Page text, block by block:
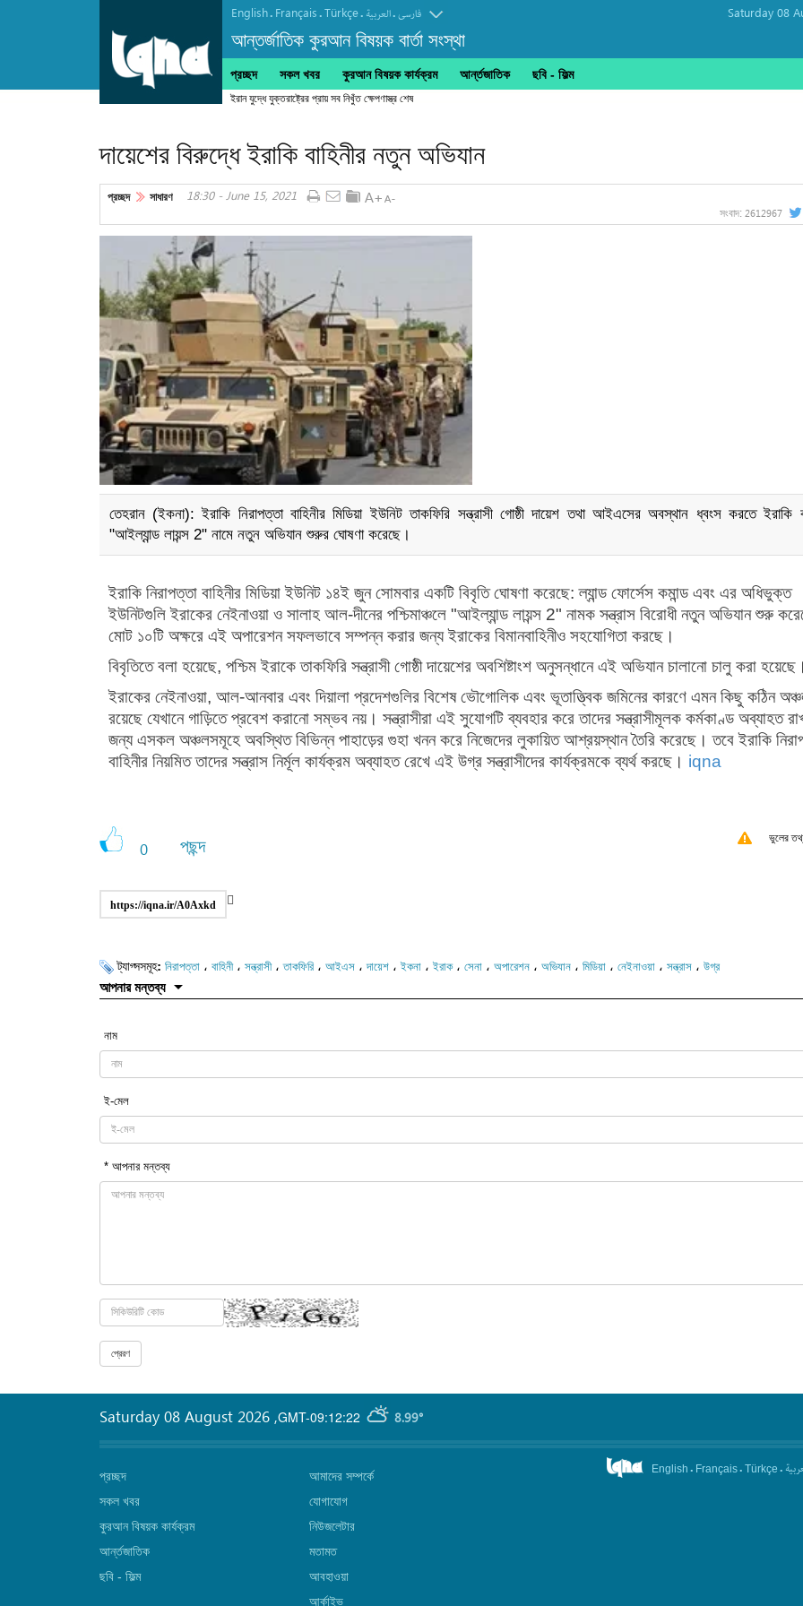
English. Français.Türkçe. العربیة.فارسی
আন্তর্জাতিক কুরআন বিষয়ক বার্তা সংস্থা
Saturday 08
প্রচ্ছদ সকল খবর কুরআন বিষয়ক কার্যক্রম আর্ন্তজাতিক ছবি‎ - ফিল্ম
ইরান যুদ্ধে যুক্তরাষ্ট্রের প্রায় সব নিখুঁত ক্ষেপণাস্ত্র শেষ
দায়েশের বিরুদ্ধে ইরাকি বাহিনীর নতুন অভিযান
প্রচ্ছদ সাধারণ 18:30 - June 15, 2021
সংবাদ: 2612967
তেহরান (ইকনা): ইরাকি নিরাপত্তা বাহিনীর মিডিয়া ইউনিট তাকফিরি সন্ত্রাসী গোষ্ঠী দায়েশ তথা আইএসের অবস্থান ধ্বংস করতে ইরাকি
"আইল্যান্ড লায়ন্স 2" নামে নতুন অভিযান শুরুর ঘোষণা করেছে।
ইরাকি নিরাপত্তা বাহিনীর মিডিয়া ইউনিট ১৪ই জুন সোমবার একটি বিবৃতি ঘোষণা করেছে: ল্যান্ড ফোর্সেস কমান্ড এবং এর অধিভুক্ত
ইউনিটগুলি ইরাকের নেইনাওয়া ও সালাহ আল-দীনের পশ্চিমাঞ্চলে "আইল্যান্ড লায়ন্স 2" নামক সন্ত্রাস বিরোধী নতুন অভিযান শুরু
মোট ১০টি অক্ষরে এই অপারেশন সফলভাবে সম্পন্ন করার জন্য ইরাকের বিমানবাহিনীও সহযোগিতা করছে।
বিবৃতিতে বলা হয়েছে, পশ্চিম ইরাকে তাকফিরি সন্ত্রাসী গোষ্ঠী দায়েশের অবশিষ্টাংশ অনুসন্ধানে এই অভিযান চালানো চালু করা
ইরাকের নেইনাওয়া, আল-আনবার এবং দিয়ালা প্রদেশগুলির বিশেষ ভৌগোলিক এবং ভূতাত্ত্বিক জমিনের কারণে এমন কিছু কঠিন
রয়েছে যেখানে গাড়িতে প্রবেশ করানো সম্ভব নয়। সন্ত্রাসীরা এই সুযোগটি ব্যবহার করে তাদের সন্ত্রাসীমূলক কর্মকাণ্ড অব্যাহত
জন্য এসকল অঞ্চলসমূহে অবস্থিত বিভিন্ন পাহাড়ের গুহা খনন করে নিজেদের লুকায়িত আশ্রয়স্থান তৈরি করেছে। তবে ইরাকি
বাহিনীর নিয়মিত তাদের সন্ত্রাস নির্মূল কার্যক্রম অব্যাহত রেখে এই উগ্র সন্ত্রাসীদের কার্যক্রমকে ব্যর্থ করছে। iqna
0 পছন্দ ভুলের
https://iqna.ir/A0Axkd
ট্যাগ্সসমূহ: নিরাপত্তা ، বাহিনী، সন্ত্রাসী،তাকফিরি ، আইএস ،দায়েশ ،ইকনা ،ইরাক، সেনা ، অপারেশন ، অভিযান ، মিডিয়া ، নেইনাওয়া ، সন্ত্রাস ، উগ্র
আপনার মন্তব্য
নাম
ই-মেল
* আপনার মন্তব্য
GMT-09:12:22 8.99°
Saturday 08 August 2026 ,
প্রচ্ছদ
সকল খবর
কুরআন বিষয়ক কার্যক্রম
আর্ন্তজাতিক
ছবি‎ - ফিল্ম
আমাদের সম্পর্কে
যোগাযোগ
নিউজলেটার
মতামত
আবহাওয়া
আর্কাইভ
English . Français. Türkçe .